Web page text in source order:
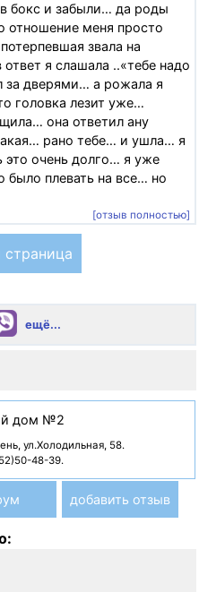
бокс и забыли… да роды
отношение меня просто
звала на
я слашала ..«тебе надо
за дверями… а рожала я
головка лезит уже…
она ответил ану
рано тебе… и ушла… я
очень долго… я уже
было плевать на все… но
[отзыв полностью]
ещё...
дом №2
ул.Холодильная, 58.
48-39.
добавить отзыв